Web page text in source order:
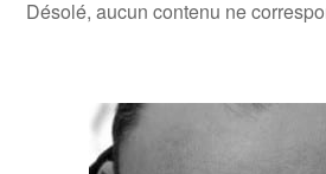
Désolé, aucun contenu ne